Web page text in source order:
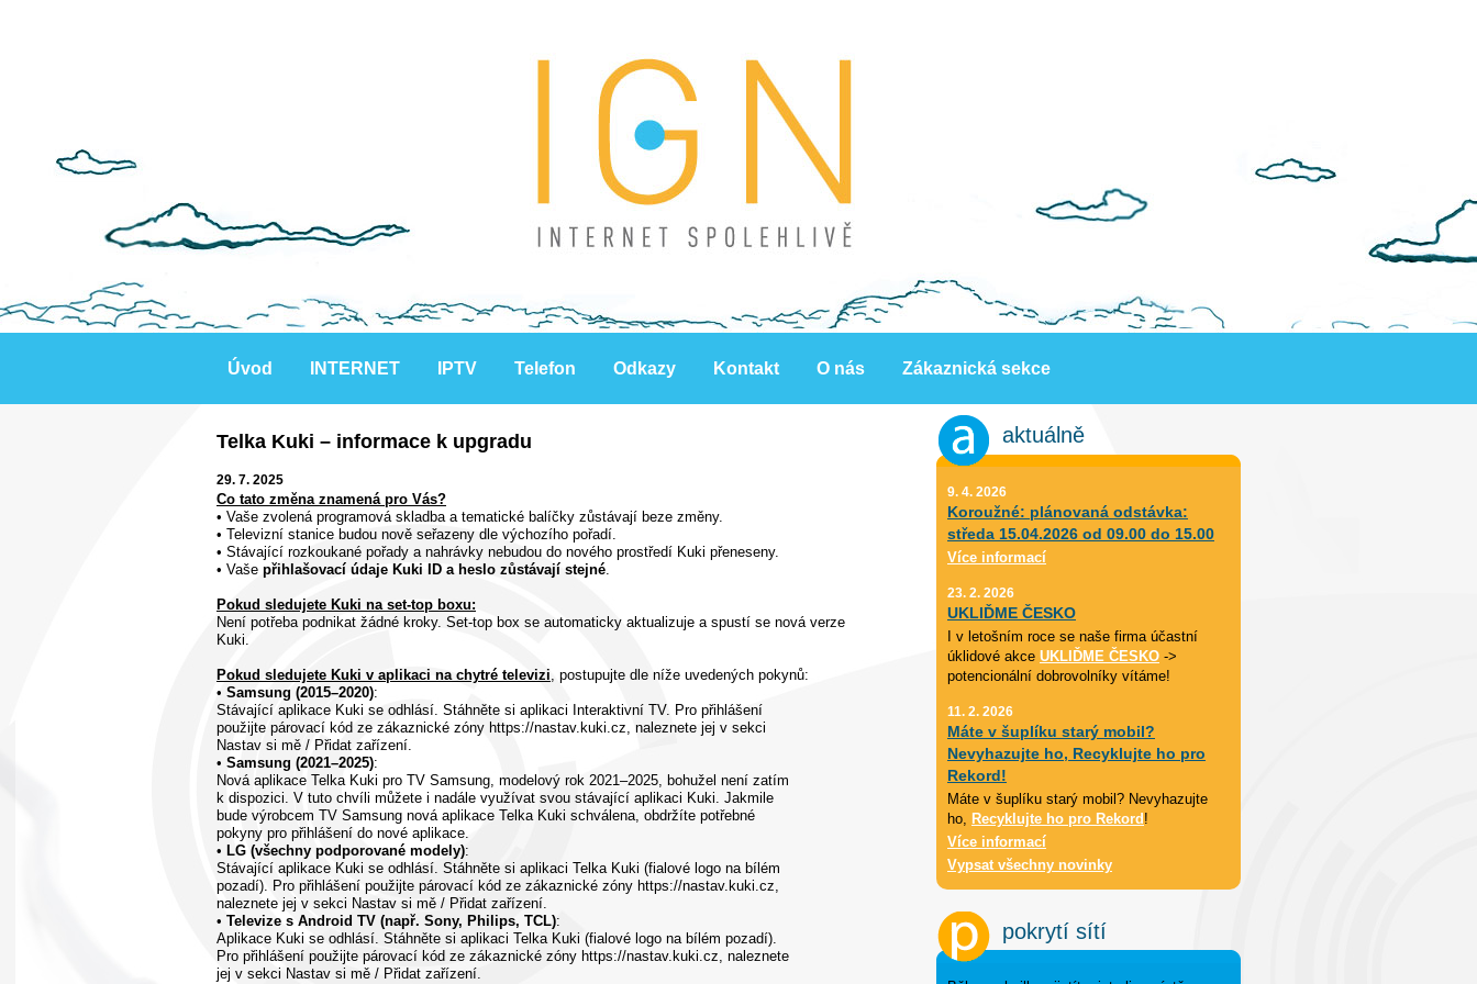
Úvod INTERNET IPTV Telefon Odkazy Kontakt O nás Zákaznická sekce
Telka Kuki – informace k upgradu
29. 7. 2025
Co tato změna znamená pro Vás?
• Vaše zvolená programová skladba a tematické balíčky zůstávají beze změny.
• Televizní stanice budou nově seřazeny dle výchozího pořadí.
• Stávající rozkoukané pořady a nahrávky nebudou do nového prostředí Kuki přeneseny.
• Vaše přihlašovací údaje Kuki ID a heslo zůstávají stejné
Pokud sledujete Kuki na set-top boxu:
Není potřeba podnikat žádné kroky. Set-top box se automaticky aktualizuje a spustí se nová verze
Kuki.
Pokud sledujete Kuki v aplikaci na chytré televizi , postupujte dle níže uvedených pokynů:
• Samsung (2015–2020):
Stávající aplikace Kuki se odhlásí. Stáhněte si aplikaci Interaktivní TV. Pro přihlášení
použijte párovací kód ze zákaznické zóny https://nastav.kuki.cz, naleznete jej v sekci
Nastav si mě / Přidat zařízení.
• Samsung (2021–2025):
Nová aplikace Telka Kuki pro TV Samsung, modelový rok 2021–2025, bohužel není zatím
k dispozici. V tuto chvíli můžete i nadále využívat svou stávající aplikaci Kuki. Jakmile
bude výrobcem TV Samsung nová aplikace Telka Kuki schválena, obdržíte potřebné
pokyny pro přihlášení do nové aplikace.
• LG (všechny podporované modely):
Stávající aplikace Kuki se odhlásí. Stáhněte si aplikaci Telka Kuki (fialové logo na bílém
pozadí). Pro přihlášení použijte párovací kód ze zákaznické zóny https://nastav.kuki.cz,
naleznete jej v sekci Nastav si mě / Přidat zařízení.
• Televize s Android TV (např. Sony, Philips, TCL):
Aplikace Kuki se odhlásí. Stáhněte si aplikaci Telka Kuki (fialové logo na bílém pozadí).
Pro přihlášení použijte párovací kód ze zákaznické zóny https://nastav.kuki.cz, naleznete
jej v sekci Nastav si mě / Přidat zařízení.
aktuálně
9. 4. 2026
Koroužné: plánovaná odstávka:
středa 15.04.2026 od 09.00 do 15.00
Více informací
23. 2. 2026
UKLIĎME ČESKO
I v letošním roce se naše firma účastní
úklidové akce UKLIĎME ČESKO ->
potencionální dobrovolníky vítáme!
11. 2. 2026
Máte v šuplíku starý mobil?
Nevyhazujte ho, Recyklujte ho pro
Rekord!
Máte v šuplíku starý mobil? Nevyhazujte
ho, Recyklujte ho pro Rekord !
Více informací
Vypsat všechny novinky
pokrytí sítí